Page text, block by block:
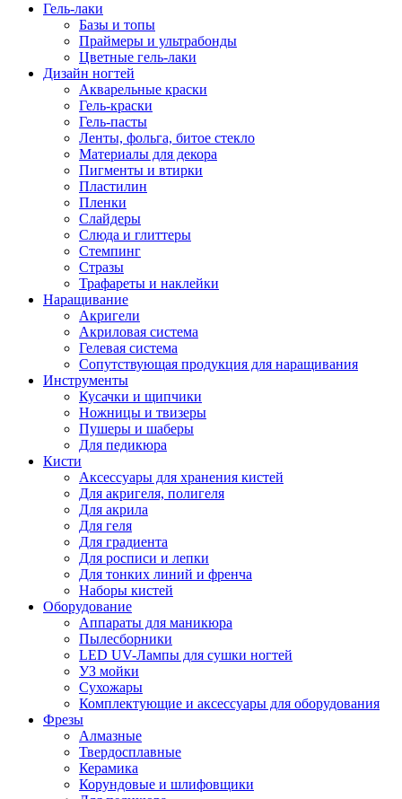
Гель-лаки
Базы и топы
Праймеры и ультрабонды
Цветные гель-лаки
Дизайн ногтей
Акварельные краски
Гель-краски
Гель-пасты
Ленты, фольга, битое стекло
Материалы для декора
Пигменты и втирки
Пластилин
Пленки
Слайдеры
Слюда и глиттеры
Стемпинг
Стразы
Трафареты и наклейки
Наращивание
Акригели
Акриловая система
Гелевая система
Сопутствующая продукция для наращивания
Инструменты
Кусачки и щипчики
Ножницы и твизеры
Пушеры и шаберы
Для педикюра
Кисти
Аксессуары для хранения кистей
Для акригеля, полигеля
Для акрила
Для геля
Для градиента
Для росписи и лепки
Для тонких линий и френча
Наборы кистей
Оборудование
Аппараты для маникюра
Пылесборники
LED UV-Лампы для сушки ногтей
УЗ мойки
Сухожары
Комплектующие и аксессуары для оборудования
Фрезы
Алмазные
Твердосплавные
Керамика
Корундовые и шлифовщики